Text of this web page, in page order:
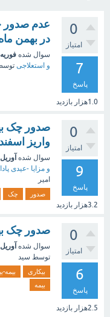
0
امتیاز
7
پاسخ
1.0هزار بازدید
عدم صدور
در بهمن
سوال شده فوریه 14, 2025
و استعلاجی
0
امتیاز
9
پاسخ
3.2هزار بازدید
صدور چک
واریز اسفند
سوال شده آوریل 3, 2025
و مزایا -عیدی
امیر
صدور چک
0
امتیاز
6
پاسخ
2.5هزار بازدید
صدور چک
سوال شده آوریل 3, 2022
توسط سید
بیکاری بیمه-
بیمه